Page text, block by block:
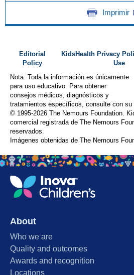
Imprimir
Editorial
Policy
KidsHealth Privacy
Use
Nota: Toda la información es únicamente
para uso educativo. Para obtener
consejos médicos, diagnósticos y
tratamientos específicos, consulte con su
© 1995-2026 The Nemours Foundation.
comercial registrada de The Nemours
reservados.
Imágenes obtenidas de The Nemours
About
Who we are
Quality and outcomes
Awards and recognition
Locations